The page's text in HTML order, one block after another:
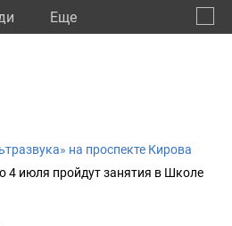
Eще
на проспекте Кирова
4 июля пройдут занятия в Школе